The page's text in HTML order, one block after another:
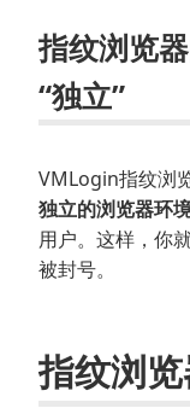
指纹浏览
“独立”
VMLogin指纹浏
独立的浏览器环
用户。这样，你
被封号。
指纹浏